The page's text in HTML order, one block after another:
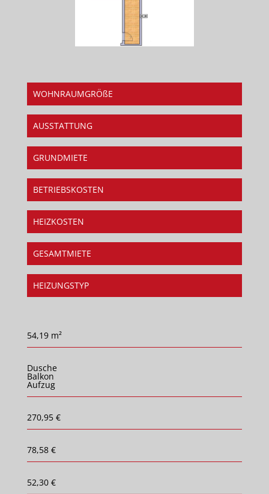
WOHNRAUMGRÖßE
AUSSTATTUNG
GRUNDMIETE
BETRIEBSKOSTEN
HEIZKOSTEN
GESAMTMIETE
HEIZUNGSTYP
54,19 m²
Dusche
Balkon
Aufzug
270,95 €
78,58 €
52,30 €